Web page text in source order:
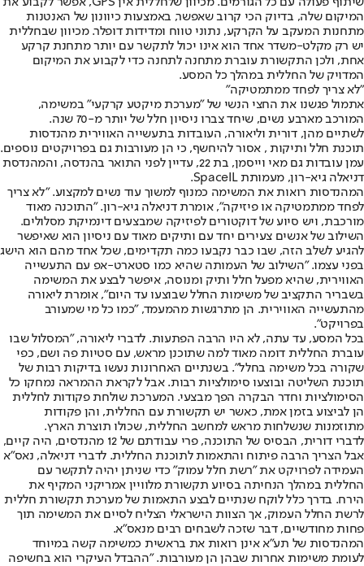
המיקום שלה, בדיוק הכי קרוב שאפשר, באמצעות כיוונון של האנטנות
מתחנות המעקב על הקרקע, נתוני טווח ומדידות דופלר. מכיוון שבחללית
יש רק מקלט-משדר אחד הוא אינו יכול לתקשר עם יותר מתחנת קרקע
אחת, ולכן התקשורת עוברת מתחנה לתחנה כדי לקבוע את המיקום
המדויק של החללית במהלך כל המסע.
"לא צריך לפחד ממתמטיקה"
אתמול פגשנו את החצי הנשי של "מערכת מיקטע קרקעי" במשימה,
המורכב מארבע נשים, שיחד צברו ניסיון חלל של יותר מ-70 שנה.
לשתיים מהן, דורית וליאורה, העובדות בתעשייה האווירית מהנדסות
תוכנת חלל ותיקות , אסור להיחשף, כי הן מעורבות גם בפרויקטים נוספים.
עמן עובדות גם מאי וייסמן, בת 22, עדיין לפני התואר בהנדסה, והמהנדסת
דניאלה גיא-רון, מעמותת SpaceIL.
המהנדסות רואות את המשימה כמנוף למשוך עוד נשים למקצוע. "לא צריך
לפחד ממתמטיקה או פיזיקה", אומרת דניאלה גיא-רון. "התוכנה מאוד
מורכבת, ויש סיוע של דוקטורים לפיזיקה שמבצעים דינמיקת מסלולים.
השילוב של אנשים צעירים יחד עם ותיקים מאוד עם ניסיון הוא שאיפשר
להגיע לשלב הזה, שבו כבר נקבעו כמה תקדימים, שכל אחד מהם הוא הישג
בפני עצמו. "השילוב של העמותה שהיא כמו סטארט-אפ עם התעשייה
האווירית, שהיא מפעל חלל ותיק ומנוסה, איפשר לבצע את המשימה
בשבריר התקציב של משימות החלל שבוצעו עד היום", אומרת ליאורה
מהתעשייה האווירית. הן מתרגשות מהמעמד, "כמו כל מי שמעורב
בפרויקט".
בכל המסע, עד עתה, לא היו הרבה הפתעות. לדברי ליאורה, "המסלול שבו
עוברת החללית דומה מאוד למה שתוכנן מראש, עם סטיות פה ושם, כפי
שקורה בכל משימה בחלל". בשנתיים האחרונות נעשו בדיקות רבות של
תוכנת השליטה ובוצעו סימולציות רבות. אבל לקראת ההמראה נמחקו כל
הסימולציות וחדר הבקרה הפך מבצעי. המערכת שולחת פקודות לחללית
הן לביצוע בזמן אמת, כאשר יש תקשורת עם החללית, והן פקודות
מתוזמנות שנשלחות מראש למחשב החללית, שכולו תוצרת הארץ.
לדברי דורית, הבסיס של התוכנה, פרי עבודתם של 12 מהנדסים, היה קיים,
אבל הצריך הרבה פיתוח והתאמות לתוכנת החללית. לדברי דניאלה, נאס"א
העמידה לפרויקט את "רשת חלל עמוק" כדי שניתן יהיה לתקשר עם
החללית במהלך הנחיתה בסיוע תקשורת מלוויין אמריקני המקיף את
הירח. בדרך כלל לוקח שנתיים לבצע התאמות של מערכת תקשורת חללית
לרשת החלל העמוק, אך הצוות הישראלי הצליח לסיים את המשימה תוך
פחות מחודשיים, דבר שזכה לשבחים רבים מנאס"א.
המהנדסות של תע"א אינן רואות את בראשית כמשימה קשה במיוחד
לעומת משימות אחרות שבהן הן מעורבות. "ההבדל העיקרי הוא בחשיפה